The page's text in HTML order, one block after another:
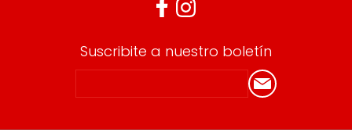
Suscribite a nuestro boletín